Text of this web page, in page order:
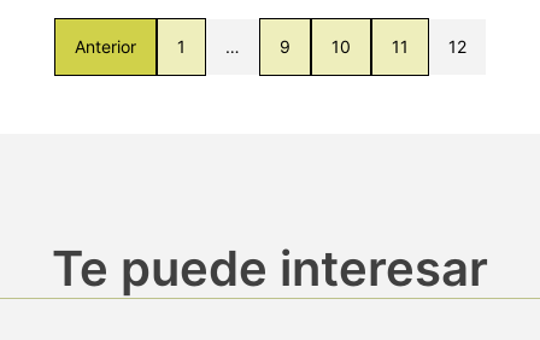
Anterior 1 … 9 10 11 12
Te puede interesar